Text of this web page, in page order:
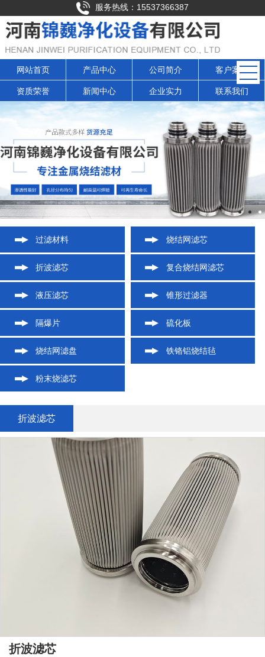
服务热线：15537366387
网站首页 产品中心 公司简介 客户案例
资质荣誉 新闻中心 企业实力 联系我们
过滤材料 烧结网滤芯
折波滤芯 复合烧结网滤芯
液压滤芯 锥形过滤器
隔爆片 硫化板
烧结网滤盘 铁铬铝烧结毡
粉末烧滤芯
折波滤芯
折波滤芯